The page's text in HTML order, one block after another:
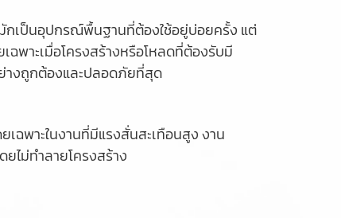
กเป็นอุปกรณ์พื้นฐานที่ต้องใช้อยู่บ่อยครั้ง แต่
ฉพาะเมื่อโครงสร้างหรือโหลดที่ต้องรับมี
างถูกต้องและปลอดภัยที่สุด
ฉพาะในงานที่มีแรงสั่นสะเทือนสูง งาน
ไม่ทำลายโครงสร้าง